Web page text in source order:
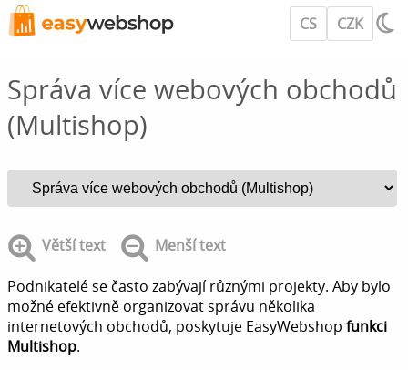
CS CZK
Správa více webových obchodů
(Multishop)
Větší text Menší text
Podnikatelé se často zabývají různými projekty. Aby bylo
možné efektivně organizovat správu několika
internetových obchodů, poskytuje EasyWebshop funkci
Multishop.